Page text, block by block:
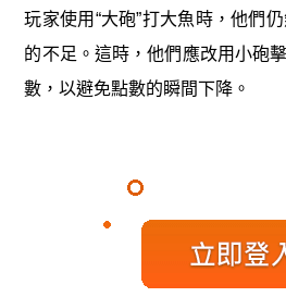
玩家使用“大砲”打大魚時，他們
的不足。這時，他們應改用小砲
數，以避免點數的瞬間下降。